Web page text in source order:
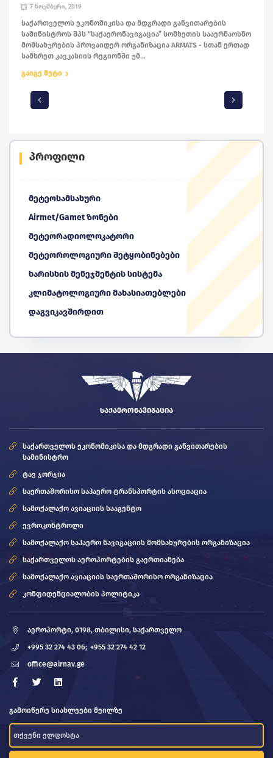
პროფილი
მეტეოსამსახური
Airmet/Gamet ზონები
მეტეორადიოლოკატორი
მეტეოროლოგიური შეტყობინებები
ხარისხის მენეჯმენტის სისტემა
კლიმატოლოგიური მახასიათებლები
დაგვიკავშირდით
7 ნოემბერი, 2019
საქართველოს ეკონომიკისა და მდგრადი განვითარების
სამინისტროს შპს “საქაერონავიგაცია” სომხეთის სააერნაოსნო
მომსახურების პროვაიდერ ორგანიზაცია ARMATS - სთან ერთად
სამხრეთ კავკასიის რეგიონში უმ...
გაიგე მეტი
ᲡᲐᲥᲐᲔᲠᲝᲜᲐᲕᲘᲒᲐᲪᲘᲐ
საქართველოს ეკონომიკისა და მდგრადი განვითარების
სამინისტრო
ტავ ჯორჯია
საერთაშორისო საჰაერო ტრანსპორტის ასოციაცია
სამოქალაქო ავიაციის სააგენტო
ევროკონტროლი
სამოქალაქო საჰაერო ნავიგაციის მომსახურების ორგანიზაცია
საქართველოს აეროპორტების გაერთიანება
სამოქალაქო ავიაციის საერთაშორისო ორგანიზაცია
კონფიდენციალობის პოლიტიკა
აეროპორტი, 0198, თბილისი, საქართველო
+995 32 274 43 06; +955 32 274 42 12
office@airnav.ge
გამოიწერე სიახლეები მეილზე